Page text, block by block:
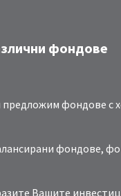
фондове
фондове с
фондове,
Вашите